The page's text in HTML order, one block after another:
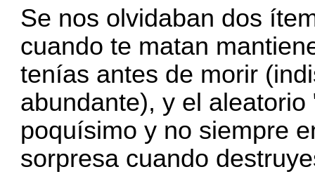
Se nos olvidaban dos
cuando te matan
tenías antes de morir
abundante), y el
poquísimo y no siempre
sorpresa cuando